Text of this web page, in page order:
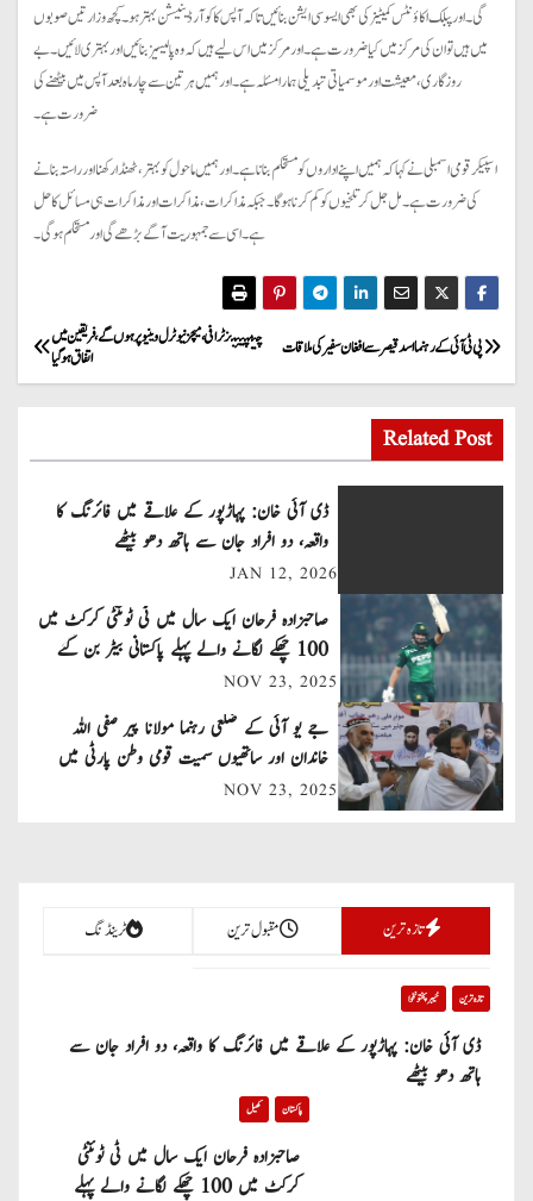
گی۔ اور پبلک اکاؤنٹس کمیٹیز کی بھی ایسوسی ایشن بنائیں تاکہ آپس کا کوآرڈینیشن بہتر ہو۔ کچھ وزارتیں صوبوں
میں ہیں تو ان کی مرکز میں کیا ضرورت ہے۔ اور مرکز میں اس لیے ہیں کہ وہ پالیسیز بنائیں اور بہتری لائیں۔ بے
روزگاری، معیشت اور موسمیاتی تبدیلی ہمارا مسئلہ ہے۔ اور ہمیں ہر تین سے چار ماہ بعد آپس میں بیٹھنے کی
ضرورت ہے۔
اسپیکر قومی اسمبلی نے کہا کہ ہمیں اپنے اداروں کو مستحکم بنانا ہے۔ اور ہمیں ماحول کو بہتر، ٹھنڈا رکھنا اور راستہ بنانے
کی ضرورت ہے۔ مل جل کر تلخیوں کو کم کرنا ہو گا۔ جبکہ مذاکرات، مذاکرات اور مذاکرات ہی مسائل کا حل
ہے۔ اسی سے جمہوریت آگے بڑھے گی اور مستحکم ہو گی۔
P
o
s
t
a
v
i
g
a
o
n
چیمپیئنز ٹرافی ، میچز نیوٹرل وینیو پر ہوں گے، فریقین میں
اتفاق ہو گیا
پی ٹی آئی کے رہنما اسد قیصر سے افغان سفیر کی ملاقات
Related Post
ڈی آئی خان: پہاڑپور کے علاقے میں فائرنگ کا
واقعہ، دو افراد جان سے ہاتھ دھو بیٹھے
JAN 12, 2026
صاحبزادہ فرحان ایک سال میں ٹی ٹوئنٹی کرکٹ میں
100 چھکے لگانے والے پہلے پاکستانی بیٹر بن گئے
NOV 23, 2025
جے یو آئی کے ضلعی رہنما مولانا پیر صفی اللہ
خاندان اور ساتھیوں سمیت قومی وطن پارٹی میں
شامل
NOV 23, 2025
تازہ ترین مقبول ترین ٹرینڈنگ
تازہ ترین خیبر پختونخوا
ڈی آئی خان: پہاڑپور کے علاقے میں فائرنگ کا واقعہ، دو افراد جان سے
ہاتھ دھو بیٹھے
پاکستان کھیل
صاحبزادہ فرحان ایک سال میں ٹی ٹوئنٹی
کرکٹ میں 100 چھکے لگانے والے پہلے